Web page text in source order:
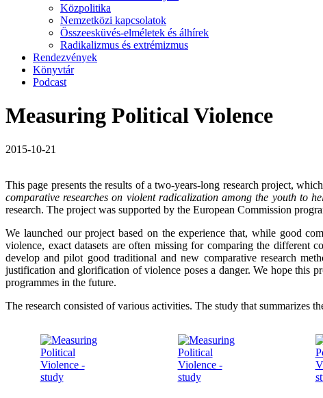
Közpolitika
Nemzetközi kapcsolatok
Összeesküvés-elméletek és álhírek
Radikalizmus és extrémizmus
Rendezvények
Könyvtár
Podcast
Measuring Political Violence
2015-10-21
This page presents the results of a two-years-long research project,
comparative researches on violent radicalization among the youth to
research. The project was supported by the European Commission
We launched our project based on the experience that, while good
violence, exact datasets are often missing for comparing the
develop and pilot good traditional and new comparative research
justification and glorification of violence poses a danger. We hope this
programmes in the future.
The research consisted of various activities. The study that summarizes